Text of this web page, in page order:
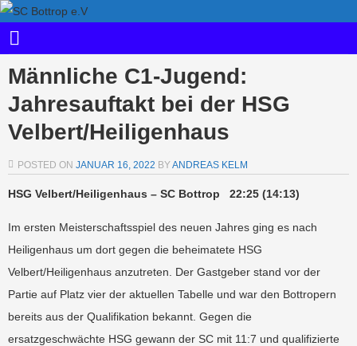
Männliche C1-Jugend:
Jahresauftakt bei der HSG
Velbert/Heiligenhaus
POSTED ON JANUAR 16, 2022 BYANDREAS KELM
HSG Velbert/Heiligenhaus – SC Bottrop 22:25 (14:13)
Im ersten Meisterschaftsspiel des neuen Jahres ging es nach
Heiligenhaus um dort gegen die beheimatete HSG
Velbert/Heiligenhaus anzutreten. Der Gastgeber stand vor der
Partie auf Platz vier der aktuellen Tabelle und war den Bottropern
bereits aus der Qualifikation bekannt. Gegen die
ersatzgeschwächte HSG gewann der SC mit 11:7 und qualifizierte